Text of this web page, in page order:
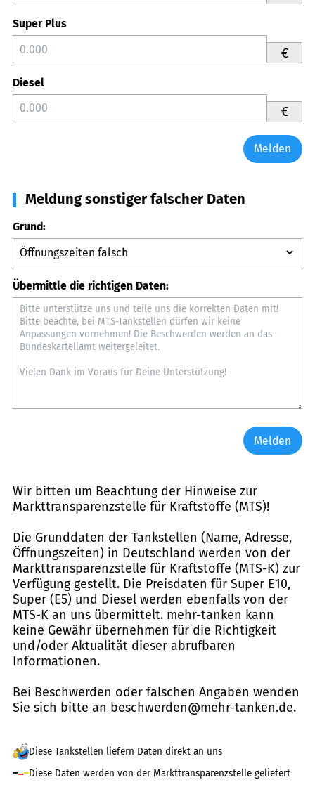
Super Plus
€
Diesel
€
Melden
Meldung sonstiger falscher Daten
Grund:
Übermittle die richtigen Daten:
Melden
Wir bitten um Beachtung der Hinweise zur
Markttransparenzstelle für Kraftstoffe (MTS)!
Die Grunddaten der Tankstellen (Name, Adresse,
Öffnungszeiten) in Deutschland werden von der
Markttransparenzstelle für Kraftstoffe (MTS-K) zur
Verfügung gestellt. Die Preisdaten für Super E10,
Super (E5) und Diesel werden ebenfalls von der
MTS-K an uns übermittelt. mehr-tanken kann
keine Gewähr übernehmen für die Richtigkeit
und/oder Aktualität dieser abrufbaren
Informationen.
Bei Beschwerden oder falschen Angaben wenden
Sie sich bitte an beschwerden@mehr-tanken.de.
Diese Tankstellen liefern Daten direkt an uns
Diese Daten werden von der Markttransparenzstelle geliefert